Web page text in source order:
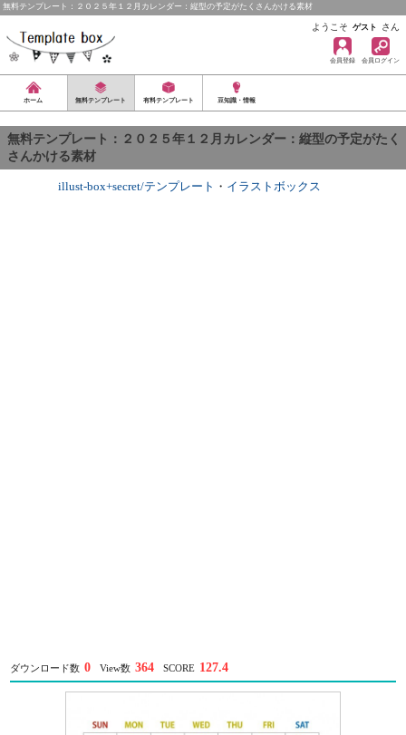
無料テンプレート：２０２５年１２月カレンダー：縦型の予定がたくさんかける素材
ようこそ ゲスト さん
会員登録 会員ログイン
ホーム 無料テンプレート 有料テンプレート 豆知識・情報
無料テンプレート：２０２５年１２月カレンダー：縦型の予定がたく
さんかける素材
illust-box+secret/テンプレート ・ イラストボックス
ダウンロード数 0 View数 364 SCORE 127.4